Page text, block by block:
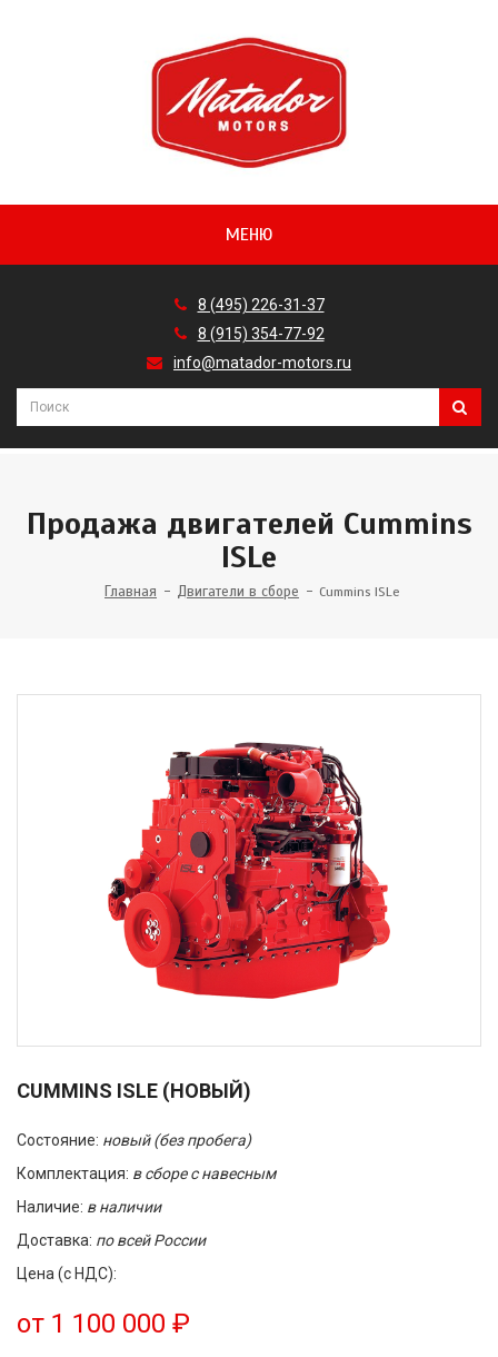
МЕНЮ
8 (495) 226-31-37
8 (915) 354-77-92
info@matador-motors.ru
Продажа двигателей Cummins
ISLe
Главная Двигатели в сборе Cummins ISLe
CUMMINS ISLE (НОВЫЙ)
Состояние: новый (без пробега)
Комплектация: в сборе с навесным
Наличие: в наличии
Доставка: по всей России
Цена (с НДС):
от 1 100 000 ₽